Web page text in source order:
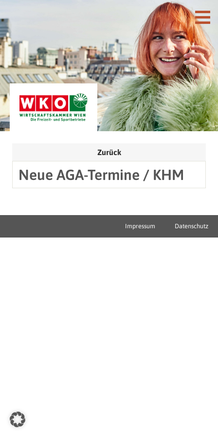
Zurück
Neue AGA-Termine / KHM
Impressum Datenschutz